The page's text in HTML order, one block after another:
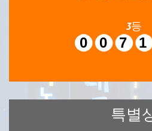
3등
특별